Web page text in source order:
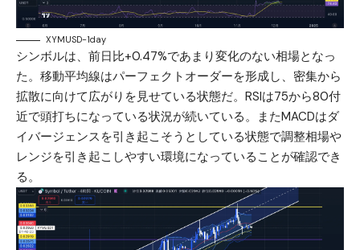
XYMUSD-1day
シンボルは、前日比+0.47%であまり変化のない相場となっ
た。移動平均線はパーフェクトオーダーを形成し、密集から
拡散に向けて広がりを見せている状態だ。RSIは75から80付
近で頭打ちになっている状況が続いている。またMACDはダ
イバージェンスを引き起こそうとしている状態で調整相場や
レンジを引き起こしやすい環境になっていることが確認でき
る。